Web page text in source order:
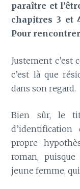
paraître et
chapitres 3 et
Pour
Justement c’est
c’est là que
dans son regard.
Bien sûr, le
propre
roman,
jeune femme,